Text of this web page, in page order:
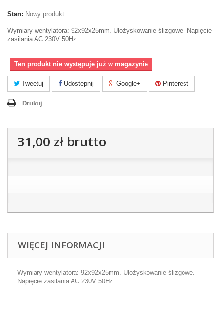
Stan: Nowy produkt
Wymiary wentylatora: 92x92x25mm. Ułożyskowanie ślizgowe. Napięcie
zasilania AC 230V 50Hz.
Ten produkt nie występuje już w magazynie
Tweetuj Udostępnij Google+ Pinterest
Drukuj
31,00 złbrutto
WIĘCEJ INFORMACJI
Wymiary wentylatora: 92x92x25mm. Ułożyskowanie ślizgowe.
Napięcie zasilania AC 230V 50Hz.